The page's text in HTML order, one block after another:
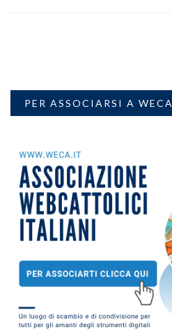
PER ASSOCIARSI A WECA